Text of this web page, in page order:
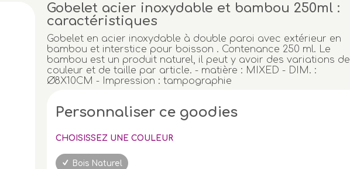
Gobelet acier inoxydable et bambou 250ml :
caractéristiques
Gobelet en acier inoxydable à double paroi avec extérieur en
bambou et interstice pour boisson . Contenance 250 ml. Le
bambou est un produit naturel, il peut y avoir des variations de
couleur et de taille par article. - matière : MIXED - DIM. :
Ø8X10CM - Impression : tampographie
Personnaliser ce goodies
CHOISISSEZ UNE COULEUR
Bois Naturel